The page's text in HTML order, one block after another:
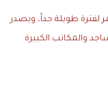
لفترة طويلة جداً، ويصدر
والمكاتب الكبيرة